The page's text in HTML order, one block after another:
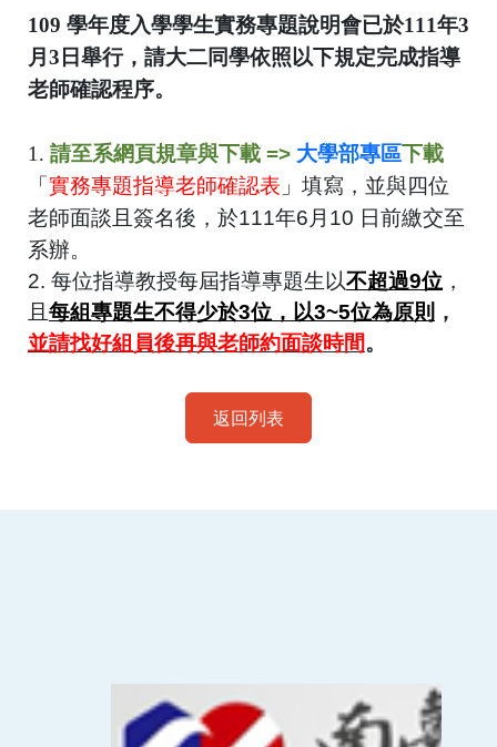
109 學年度入學學生實務專題說明會已於111年3
月3日舉行，請大二同學依照以下規定完成指導
老師確認程序。
1. 請至系網頁規章與下載 => 大學部專區下載
「 實務專題指導老師確認表 」 填寫， 並與四位
老師面談且簽名後，於111年6月10 日前繳交至
系辦。
2. 每位指導教授每屆指導專題生以不超過9位 ，
且 每組專題生不得少於3位，以3~5位為原則 ，
並請找好組員後再與老師約面談時間。
返回列表